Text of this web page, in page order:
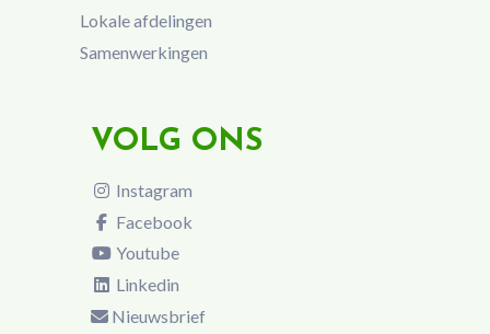
Lokale afdelingen
Samenwerkingen
VOLG ONS
Instagram
Facebook
Youtube
Linkedin
Nieuwsbrief